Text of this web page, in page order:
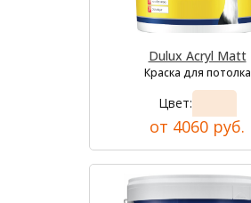
Dulux Acryl Matt
Краска для потолка
Цвет:
от 4060 руб.